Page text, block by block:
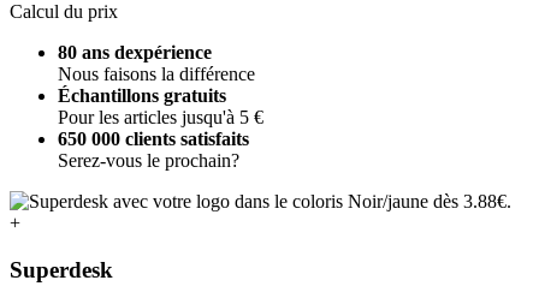
Calcul du prix
80 ans dexpérience
Nous faisons la différence
Échantillons gratuits
Pour les articles jusqu'à 5 €
650 000 clients satisfaits
Serez-vous le prochain?
+
Superdesk